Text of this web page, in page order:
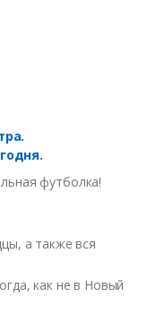
футболка!
, а также вся
, как не в Новый